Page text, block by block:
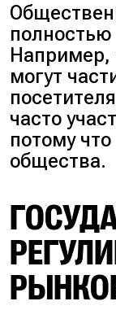
полностью
Например,
могут
часто
потому
общества.